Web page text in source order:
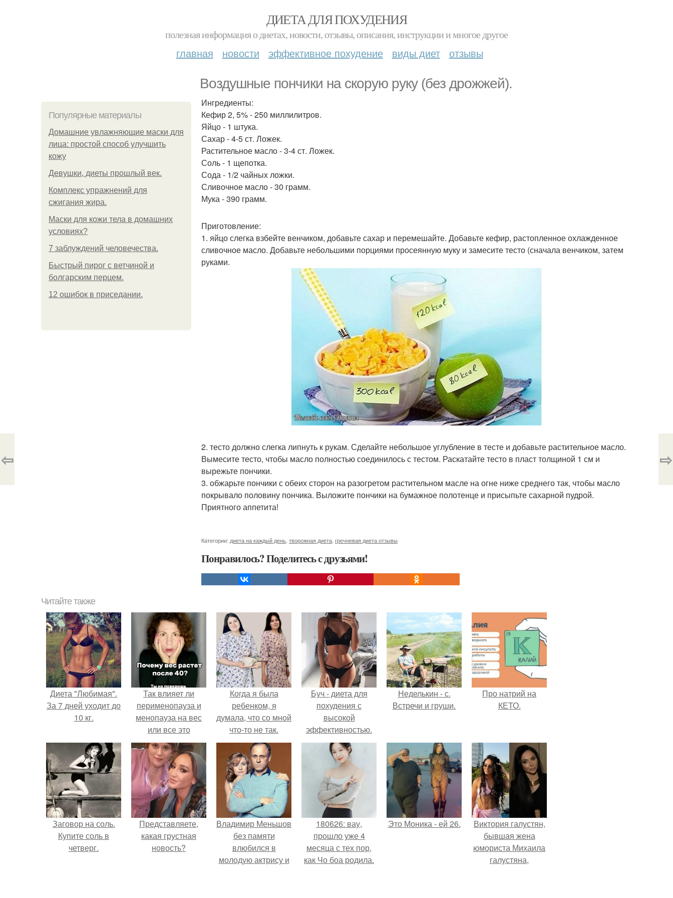
ДИЕТА ДЛЯ ПОХУДЕНИЯ
полезная информация о диетах, новости, отзывы, описания, инструкции и многое другое
главная новости эффективное похудение виды диет отзывы
Воздушные пончики на скорую руку (без дрожжей).
Популярные материалы
Домашние увлажняющие маски для
лица: простой способ улучшить
кожу
Девушки, диеты прошлый век.
Комплекс упражнений для
сжигания жира.
Маски для кожи тела в домашних
условиях?
7 заблуждений человечества.
Быстрый пирог с ветчиной и
болгарским перцем.
12 ошибок в приседании.
Ингредиенты:
Кефир 2, 5% - 250 миллилитров.
Яйцо - 1 штука.
Сахар - 4-5 ст. Ложек.
Растительное масло - 3-4 ст. Ложек.
Соль - 1 щепотка.
Сода - 1/2 чайных ложки.
Сливочное масло - 30 грамм.
Мука - 390 грамм.
Приготовление:
1. яйцо слегка взбейте венчиком, добавьте сахар и перемешайте. Добавьте кефир, растопленное охлажденное
сливочное масло. Добавьте небольшими порциями просеянную муку и замесите тесто (сначала венчиком, затем
руками.
2. тесто должно слегка липнуть к рукам. Сделайте небольшое углубление в тесте и добавьте растительное масло.
Вымесите тесто, чтобы масло полностью соединилось с тестом. Раскатайте тесто в пласт толщиной 1 см и
вырежьте пончики.
3. обжарьте пончики с обеих сторон на разогретом растительном масле на огне ниже среднего так, чтобы масло
покрывало половину пончика. Выложите пончики на бумажное полотенце и присыпьте сахарной пудрой.
Приятного аппетита!
Категории: диета на каждый день творожная диета гречневая диета отзывы
Понравилось? Поделитесь с друзьями!
⇦ ⇨
Читайте также
Диета "Любимая".
За 7 дней уходит до
10 кг.
Так влияет ли
перименопауза и
менопауза на вес
или все это
ерунда?
Когда я была
ребенком, я
думала, что со мной
что-то не так.
Буч - диета для
похудения с
высокой
эффективностью.
Неделькин - с.
Встречи и груши.
Про натрий на
КЕТО.
Заговор на соль.
Купите соль в
четверг.
Представляете,
какая грустная
новость?
Владимир Меньшов
без памяти
влюбился в
молодую актрису и
180626: вау,
прошло уже 4
месяца с тех пор,
как Чо боа родила.
Это Моника - ей 26.
Виктория галустян,
бывшая жена
юмориста Михаила
галустяна,